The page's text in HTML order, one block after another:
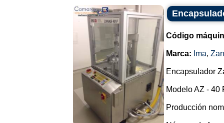
Código
Marca: Ima,
Encapsulador
Modelo AZ - 40
Producción